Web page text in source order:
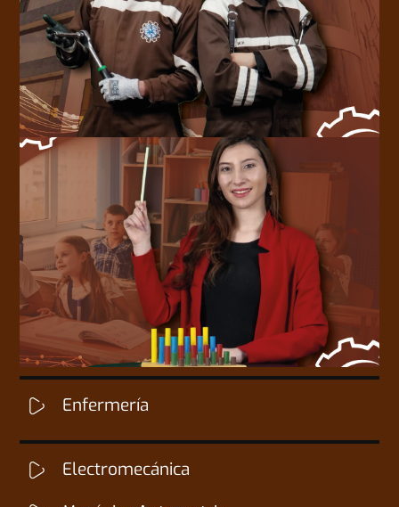
CARRERAS TÉCNICAS
CARRERAS DE
EDUCACIÓN
Enfermería
Electromecánica